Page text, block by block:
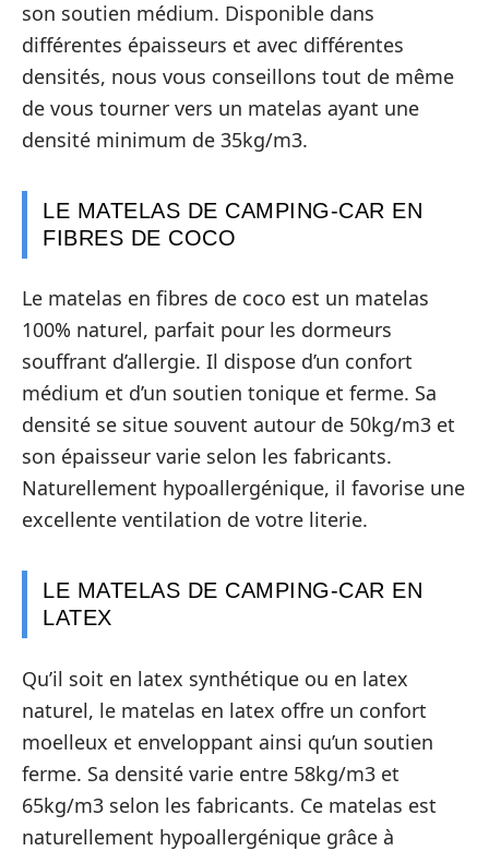
son soutien médium. Disponible dans
différentes épaisseurs et avec différentes
densités, nous vous conseillons tout de même
de vous tourner vers un matelas ayant une
densité minimum de 35kg/m3.
LE MATELAS DE CAMPING-CAR EN
FIBRES DE COCO
Le matelas en fibres de coco est un matelas
100% naturel, parfait pour les dormeurs
souffrant d’allergie. Il dispose d’un confort
médium et d’un soutien tonique et ferme. Sa
densité se situe souvent autour de 50kg/m3 et
son épaisseur varie selon les fabricants.
Naturellement hypoallergénique, il favorise une
excellente ventilation de votre literie.
LE MATELAS DE CAMPING-CAR EN
LATEX
Qu’il soit en latex synthétique ou en latex
naturel, le matelas en latex offre un confort
moelleux et enveloppant ainsi qu’un soutien
ferme. Sa densité varie entre 58kg/m3 et
65kg/m3 selon les fabricants. Ce matelas est
naturellement hypoallergénique grâce à